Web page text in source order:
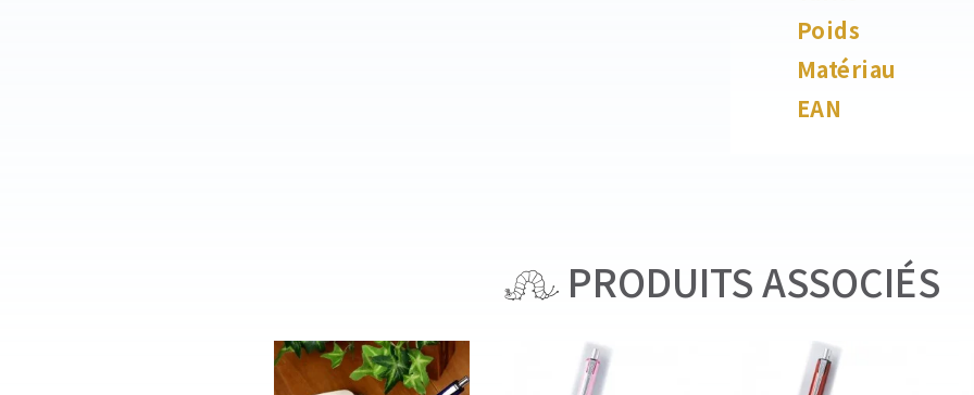
Poids
Matériau
EAN
PRODUITS ASSOCIÉS